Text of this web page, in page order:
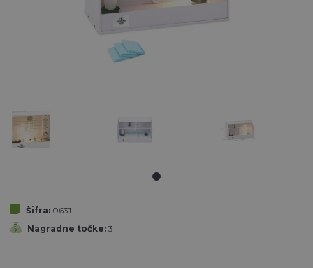
Šifra: 0631
Nagradne točke: 3